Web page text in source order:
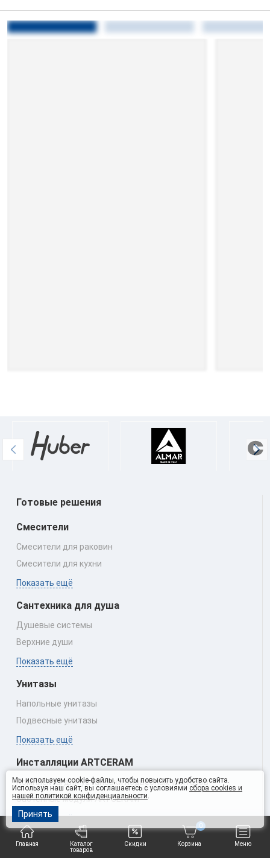
Главная
Каталог
товаров
Скидки Корзина
0
Меню
Готовые решения
Смесители
Смесители для раковин
Смесители для кухни
Показать ещё
Сантехника для душа
Душевые системы
Верхние души
Показать ещё
Унитазы
Напольные унитазы
Подвесные унитазы
Показать ещё
Инсталляции ARTCERAM
Комплекты для установки подвесных унитазов
Застенные модули ARTCERAM
Показать ещё
Раковины
Мы используем cookie-файлы, чтобы повысить удобство сайта.
Используя наш сайт, вы соглашаетесь с условиями сбора cookies и
нашей политикой конфиденциальности.
Принять